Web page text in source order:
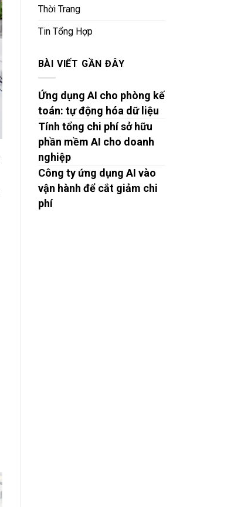
Thời Trang
Tin Tổng Hợp
BÀI VIẾT GẦN ĐÂY
Ứng dụng AI cho phòng kế
toán: tự động hóa dữ liệu
Tính tổng chi phí sở hữu
phần mềm AI cho doanh
nghiệp
Công ty ứng dụng AI vào
vận hành để cắt giảm chi
phí